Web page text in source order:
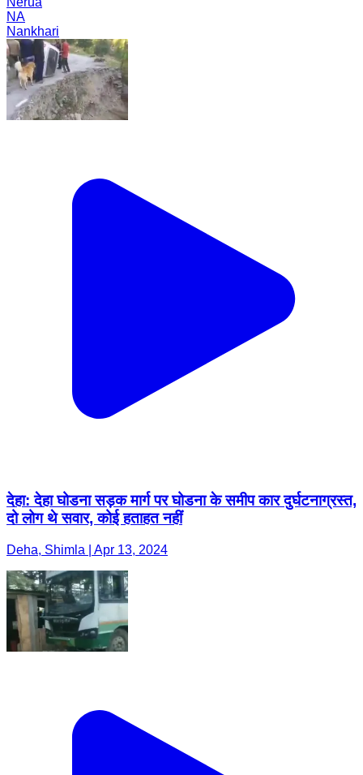
NA
Nankhari
देहा: देहा घोडना सड़क मार्ग पर घोडना के समीप कार दुर्घटनाग्रस्त,
दो लोग थे सवार, कोई हताहत नहीं
Deha, Shimla | Apr 13, 2024